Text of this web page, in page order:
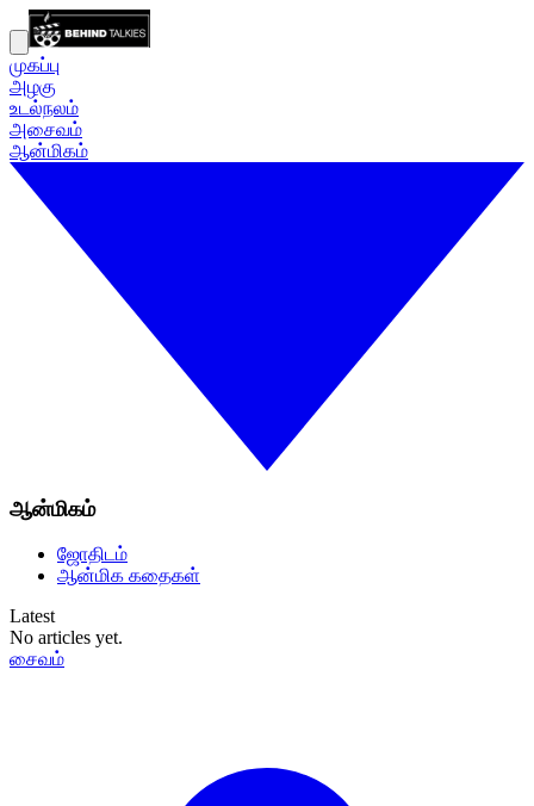
முகப்பு
அழகு
உடல்நலம்
அசைவம்
ஆன்மிகம்
ஆன்மிகம்
ஜோதிடம்
ஆன்மிக கதைகள்
Latest
No articles yet.
சைவம்